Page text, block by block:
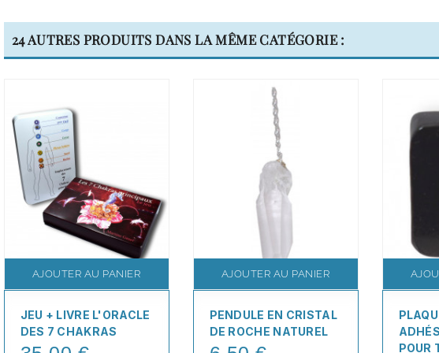
24 AUTRES PRODUITS DANS LA MÊME CATÉGORIE :
AJOUTER AU PANIER
JEU + LIVRE L'ORACLE
DES 7 CHAKRAS
Price
AJOUTER AU PANIER
PENDULE EN CRISTAL
DE ROCHE NATUREL
Price
POUR